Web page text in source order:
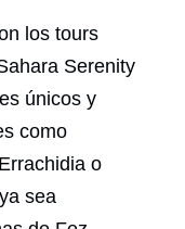
los tours
Serenity
únicos y
como
o
sea